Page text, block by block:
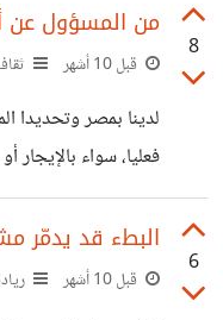
المستخدمين. لكن في
بدأت شركة كريم لم
سوق.كوم سابقا
بنت أنظمة شحن ودفع
تكن رفاهية
8
من المسؤول عن
قبل 10 أشهر
لدينا بمصر وتحديدا
فعليا، سواء
ارتفاع الأسعار
سينتهي عقد إيجاره
الإيجار فعلى سبيل
6
البطء قد يدمّر
قبل 10 أشهر